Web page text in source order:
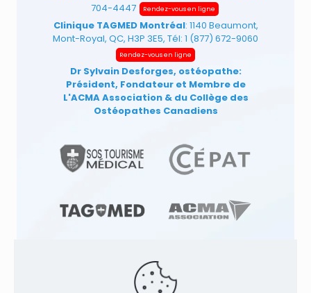
704-4447
Rendez-vous en ligne
Clinique TAGMED Montréal: 1140 Beaumont,
Mont-Royal, QC, H3P 3E5, Tél: 1 (877) 672-9060
Rendez-vous en ligne
Dr Sylvain Desforges, ostéopathe:
Président, Fondateur et Membre de
L'ACMA Association & du Collège des
Ostéopathes Canadiens